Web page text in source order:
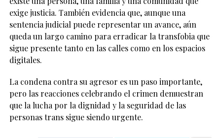
exige justicia. También evidencia que, aunque una
sentencia judicial puede representar un avance, aún
queda un largo camino para erradicar la transfobia que
sigue presente tanto en las calles como en los espacios
digitales.
La condena contra su agresor es un paso importante,
pero las reacciones celebrando el crimen demuestran
que la lucha por la dignidad y la seguridad de las
personas trans sigue siendo urgente.